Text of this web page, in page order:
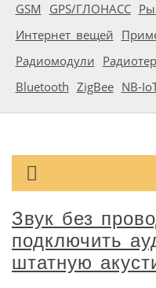
GSM GPS/ГЛОНАСС
Интернет вещей
Радиомодули
Bluetooth ZigBee NB-
Звук без
подключить
штатную